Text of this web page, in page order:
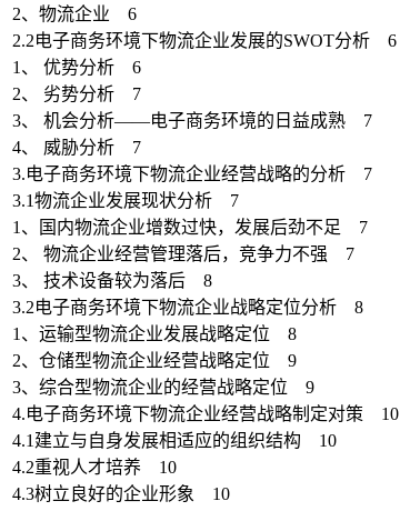
2、物流企业 6
2.2电子商务环境下物流企业发展的SWOT分析 6
1、 优势分析 6
2、 劣势分析 7
3、 机会分析——电子商务环境的日益成熟 7
4、 威胁分析 7
3.电子商务环境下物流企业经营战略的分析 7
3.1物流企业发展现状分析 7
1、国内物流企业增数过快，发展后劲不足 7
2、 物流企业经营管理落后，竞争力不强 7
3、 技术设备较为落后 8
3.2电子商务环境下物流企业战略定位分析 8
1、运输型物流企业发展战略定位 8
2、仓储型物流企业经营战略定位 9
3、综合型物流企业的经营战略定位 9
4.电子商务环境下物流企业经营战略制定对策 10
4.1建立与自身发展相适应的组织结构 10
4.2重视人才培养 10
4.3树立良好的企业形象 10